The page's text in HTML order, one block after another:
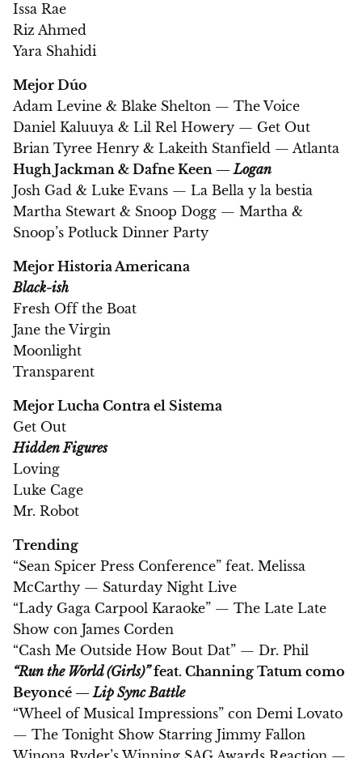
Issa Rae
Riz Ahmed
Yara Shahidi
Mejor Dúo
Adam Levine & Blake Shelton — The Voice
Daniel Kaluuya & Lil Rel Howery — Get Out
Brian Tyree Henry & Lakeith Stanfield — Atlanta
Hugh Jackman & Dafne Keen —Logan
Josh Gad & Luke Evans — La Bella y la bestia
Martha Stewart & Snoop Dogg — Martha &
Snoop’s Potluck Dinner Party
Mejor Historia Americana
Black-ish
Fresh Off the Boat
Jane the Virgin
Moonlight
Transparent
Mejor Lucha Contra el Sistema
Get Out
Hidden Figures
Loving
Luke Cage
Mr. Robot
Trending
“Sean Spicer Press Conference” feat. Melissa
McCarthy — Saturday Night Live
“Lady Gaga Carpool Karaoke” — The Late Late
Show con James Corden
“Cash Me Outside How Bout Dat” — Dr. Phil
“Run the World (Girls)”feat. Channing Tatum como
Beyoncé —Lip Sync Battle
“Wheel of Musical Impressions” con Demi Lovato
— The Tonight Show Starring Jimmy Fallon